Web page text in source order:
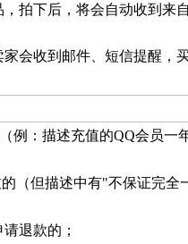
拍下后，将会自动收到来
会收到邮件、短信提醒，
例：描述充值的QQ会员一
（但描述中有"不保证完
退款的；